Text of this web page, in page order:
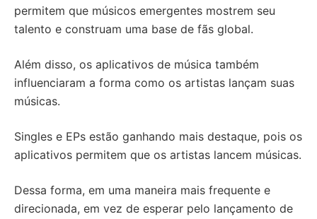
permitem que músicos emergentes mostrem seu
talento e construam uma base de fãs global.
Além disso, os aplicativos de música também
influenciaram a forma como os artistas lançam suas
músicas.
Singles e EPs estão ganhando mais destaque, pois os
aplicativos permitem que os artistas lancem músicas.
Dessa forma, em uma maneira mais frequente e
direcionada, em vez de esperar pelo lançamento de